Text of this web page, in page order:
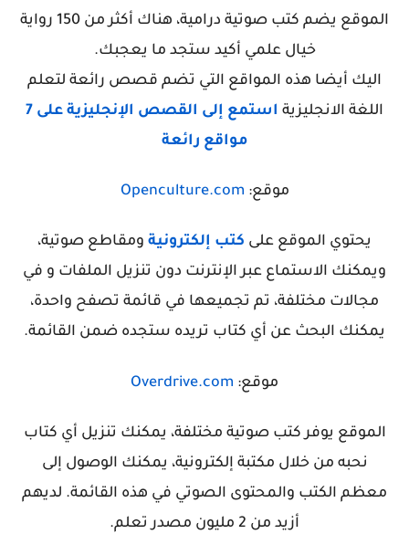
الموقع يضم كتب صوتية درامية، هناك أكثر من 150 رواية
خيال علمي أكيد ستجد ما يعجبك.
اليك أيضا هذه المواقع التي تضم قصص رائعة لتعلم
اللغة الانجليزية
استمع إلى القصص الإنجليزية على 7
مواقع رائعة
موقع: Openculture.com
يحتوي الموقع على كتب إلكترونية ومقاطع صوتية،
ويمكنك الاستماع عبر الإنترنت دون تنزيل الملفات و في
مجالات مختلفة، تم تجميعها في قائمة تصفح واحدة،
يمكنك البحث عن أي كتاب تريده ستجده ضمن القائمة.
موقع: Overdrive.com
الموقع يوفركتب صوتية مختلفة، يمكنك تنزيل أي كتاب
نحبه من خلال مكتبة إلكترونية، يمكنك الوصول إلى
معظم الكتب والمحتوى الصوتي في هذه القائمة. لديهم
أزيد من 2 مليون مصدر تعلم.